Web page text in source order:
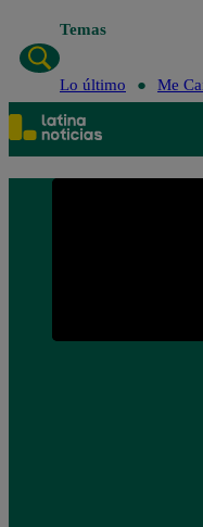
Temas
Lo último Me